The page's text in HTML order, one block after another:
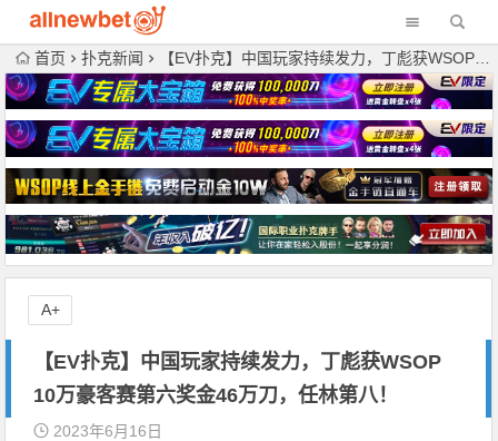
首页 扑克新闻 【EV扑克】中国玩家持续发力，丁彪获WSOP 10万豪客赛第六奖金46万刀，任林第八！
【EV扑克】中国玩家持续发力，丁彪获WSOP
10万豪客赛第六奖金46万刀，任林第八！
2023年6月16日
A+